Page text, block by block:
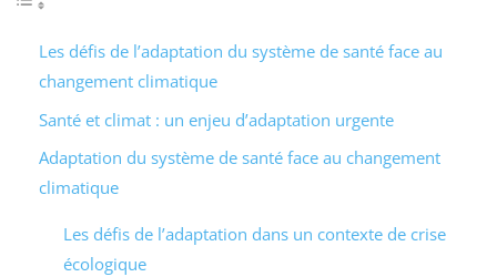
Les défis de l’adaptation du système de santé face au
changement climatique
Santé et climat : un enjeu d’adaptation urgente
Adaptation du système de santé face au changement
climatique
Les défis de l’adaptation dans un contexte de crise
écologique